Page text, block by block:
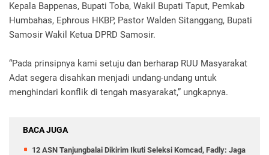
Kepala Bappenas, Bupati Toba, Wakil Bupati Taput, Pemkab
Humbahas, Ephrous HKBP, Pastor Walden Sitanggang, Bupati
Samosir Wakil Ketua DPRD Samosir.
“Pada prinsipnya kami setuju dan berharap RUU Masyarakat
Adat segera disahkan menjadi undang-undang untuk
menghindari konflik di tengah masyarakat,” ungkapnya.
BACA JUGA
12 ASN Tanjungbalai Dikirim Ikuti Seleksi Komcad, Fadly: Jaga